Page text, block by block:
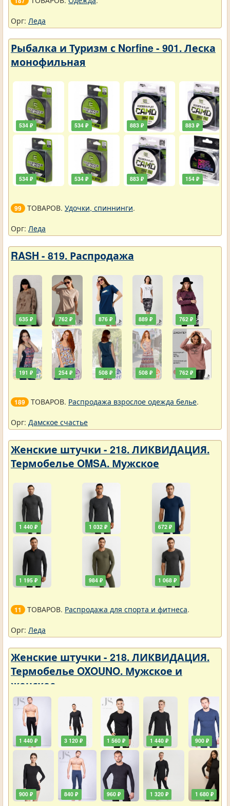
Орг: Леда
Рыбалка и Туризм с Norfine - 901. Леска
монофильная
534 ₽
534 ₽
534 ₽
534 ₽
883 ₽
883 ₽
883 ₽
154 ₽
99 ТОВАРОВ. Удочки, спиннинги.
Орг: Леда
RASH - 819. Распродажа
635 ₽
191 ₽
762 ₽
254 ₽
876 ₽
508 ₽
889 ₽
508 ₽
762 ₽
762 ₽
189 ТОВАРОВ. Распродажа взрослое одежда белье.
Орг: Дамское счастье
Женские штучки - 218. ЛИКВИДАЦИЯ.
Термобелье OMSA. Мужское
1 440 ₽
1 195 ₽
1 032 ₽
984 ₽
672 ₽
1 068 ₽
11 ТОВАРОВ. Распродажа для спорта и фитнеса.
Орг: Леда
Женские штучки - 218. ЛИКВИДАЦИЯ.
Термобелье OXOUNO. Мужское и
женское
1 440 ₽
900 ₽
3 120 ₽
840 ₽
1 560 ₽
960 ₽
1 440 ₽
1 320 ₽
900 ₽
1 680 ₽